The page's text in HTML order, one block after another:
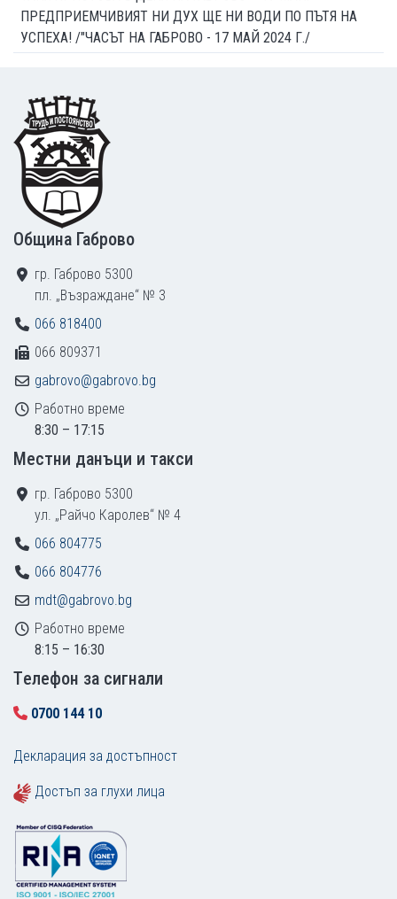
ПРЕДПРИЕМЧИВИЯТ НИ ДУХ ЩЕ НИ ВОДИ ПО ПЪТЯ НА
УСПЕХА! /"ЧАСЪТ НА ГАБРОВО - 17 МАЙ 2024 Г./
Footer
Община Габрово
гр. Габрово 5300
пл. „Възраждане“ № 3
066 818400
066 809371
gabrovo@gabrovo.bg
Работно време
8:30 – 17:15
Местни данъци и такси
гр. Габрово 5300
ул. „Райчо Каролев“ № 4
066 804775
066 804776
mdt@gabrovo.bg
Работно време
8:15 – 16:30
Tелефон за сигнали
0700 144 10
Декларация за достъпност
Достъп за глухи лица